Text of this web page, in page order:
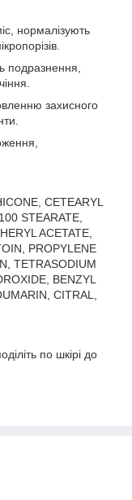
нормалізують
подразнення,
захисного
CETEARYL
STEARATE,
ACETATE,
PROPYLENE
TETRASODIUM
BENZYL
CITRAL,
по шкірі до